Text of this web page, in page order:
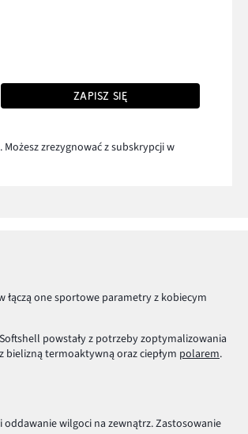
ZAPISZ SIĘ
zrezygnować z subskrypcji w
łączą one sportowe parametry z kobiecym
powstały z potrzeby zoptymalizowania
termoaktywną oraz ciepłym polarem.
wilgoci na zewnątrz. Zastosowanie